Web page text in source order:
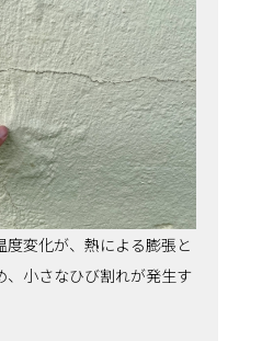
変化が、熱による膨張と
小さなひび割れが発生す